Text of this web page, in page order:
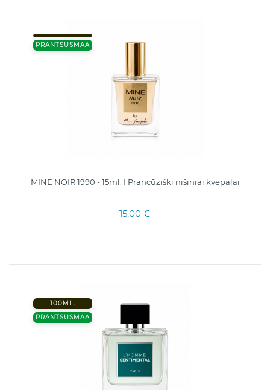
PRANTSUSMAA
MINE NOIR 1990 - 15ml. I Prancūziški nišiniai kvepalai
15,00 €
100ML.
PRANTSUSMAA